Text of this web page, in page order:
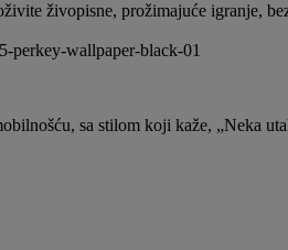
živopisne, prožimajuće igranje,
sa stilom koji kaže, „Neka